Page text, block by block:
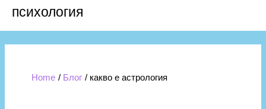
психология
Home Блог какво е астрология